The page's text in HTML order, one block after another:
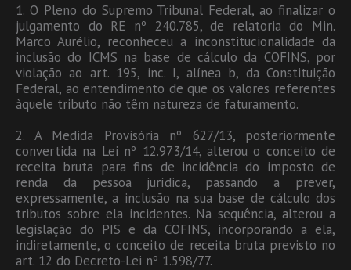
1. O Pleno do Supremo Tribunal Federal, ao finalizar o
julgamento do RE nº 240.785, de relatoria do Min.
Marco Aurélio, reconheceu a inconstitucionalidade da
inclusão do ICMS na base de cálculo da COFINS, por
violação ao art. 195, inc. I, alínea b, da Constituição
Federal, ao entendimento de que os valores referentes
àquele tributo não têm natureza de faturamento.
2. A Medida Provisória nº 627/13, posteriormente
convertida na Lei nº 12.973/14, alterou o conceito de
receita bruta para fins de incidência do imposto de
renda da pessoa jurídica, passando a prever,
expressamente, a inclusão na sua base de cálculo dos
tributos sobre ela incidentes. Na sequência, alterou a
legislação do PIS e da COFINS, incorporando a ela,
indiretamente, o conceito de receita bruta previsto no
art. 12 do Decreto-Lei nº 1.598/77.